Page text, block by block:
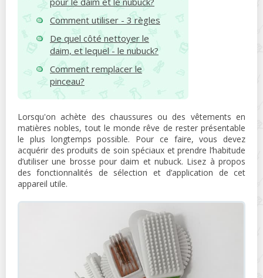
Comment utiliser - 3 règles
De quel côté nettoyer le
daim, et lequel - le nubuck?
Comment remplacer le
pinceau?
Lorsqu'on achète des chaussures ou des vêtements en
matières nobles, tout le monde rêve de rester présentable
le plus longtemps possible. Pour ce faire, vous devez
acquérir des produits de soin spéciaux et prendre l’habitude
d’utiliser une brosse pour daim et nubuck. Lisez à propos
des fonctionnalités de sélection et d’application de cet
appareil utile.